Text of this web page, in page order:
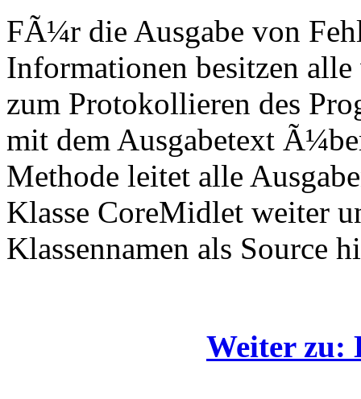
FÃ¼r die Ausgabe von
Informationen besitzen
zum Protokollieren des
mit dem Ausgabetext
Methode leitet alle
Klasse CoreMidlet weiter
Klassennamen als Source
Weiter zu: